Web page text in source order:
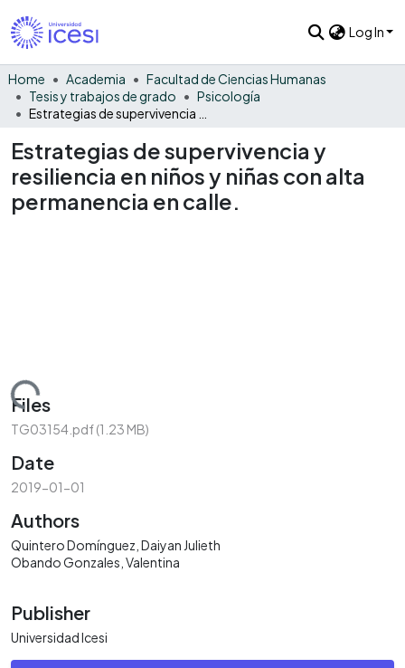
Log In
Home Academia
Facultad de Ciencias Humanas
Tesis y trabajos de grado
Psicología
Estrategias de supervivencia y
resiliencia en niños y niñas con alta
permanencia en calle.
Files
TG03154.pdf(1.23 MB)
Date
2019-01-01
Authors
Quintero Domínguez, Daiyan Julieth
Obando Gonzales, Valentina
Publisher
Universidad Icesi